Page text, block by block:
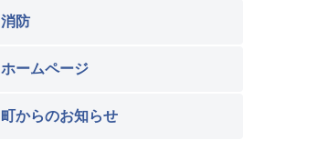
消防
ホームページ
町からのお知らせ